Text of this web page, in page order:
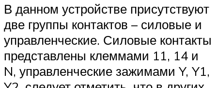
В данном устройстве присутствуют
две группы контактов – силовые и
управленческие. Силовые контакты
представлены клеммами 11, 14 и
N, управленческие зажимами Y, Y1,